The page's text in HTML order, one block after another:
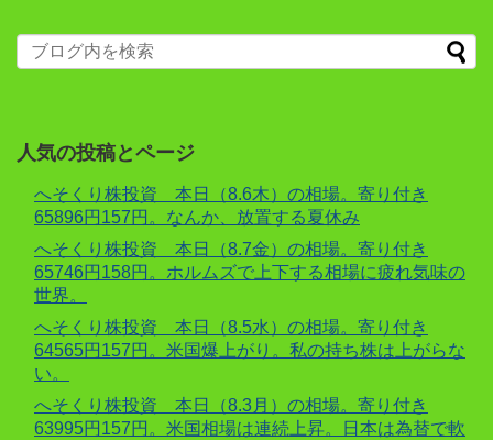
人気の投稿とページ
へそくり株投資 本日（8.6木）の相場。寄り付き
65896円157円。なんか、放置する夏休み
へそくり株投資 本日（8.7金）の相場。寄り付き
65746円158円。ホルムズで上下する相場に疲れ気味の
世界。
へそくり株投資 本日（8.5水）の相場。寄り付き
64565円157円。米国爆上がり。私の持ち株は上がらな
い。
へそくり株投資 本日（8.3月）の相場。寄り付き
63995円157円。米国相場は連続上昇。日本は為替で軟